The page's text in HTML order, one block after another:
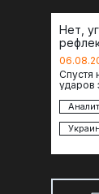
Нет,
Спустя
ударов